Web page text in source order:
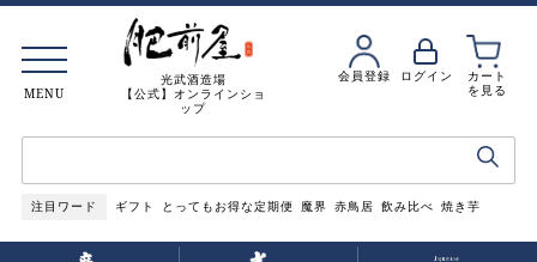
光武酒造場
【公式】オンラインショ
ップ
会員登録 ログイン
カート
を見る
注目ワード ギフト とってもお得な定期便 魔界 赤鳥居 飲み比べ 焼き芋
MENU